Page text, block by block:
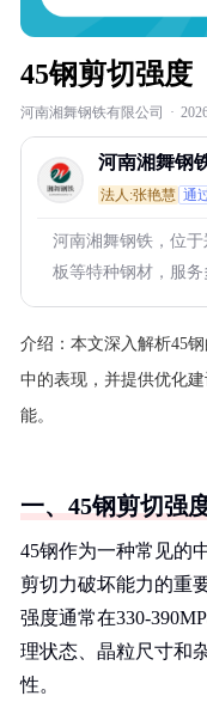
45钢剪切强度
河南湘舞钢铁有限公司 ·
河南湘舞钢
法人:张艳慧 通
河南湘舞钢铁，位
板等特种钢材，服务
介绍： 本文深入解析45
中的表现，并提供优化
能。
一、45钢剪切强
45钢作为一种常见的
剪切力破坏能力的重
强度通常在330-
理状态、晶粒尺寸和
性。